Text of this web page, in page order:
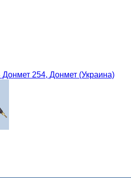
Донмет 254, Донмет (Украина)